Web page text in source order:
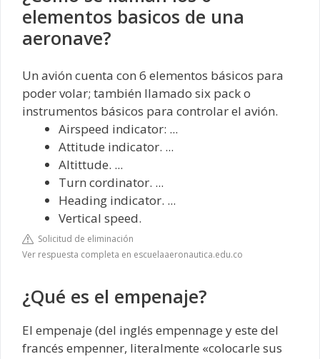
elementos basicos de una
aeronave?
Un avión cuenta con 6 elementos básicos para
poder volar; también llamado six pack o
instrumentos básicos para controlar el avión.
Airspeed indicator: ...
Attitude indicator. ...
Altittude. ...
Turn cordinator. ...
Heading indicator. ...
Vertical speed.
Solicitud de eliminación
Ver respuesta completa en escuelaaeronautica.edu.co
¿Qué es el empenaje?
El empenaje (del inglés empennage y este del
francés empenner, literalmente «colocarle sus